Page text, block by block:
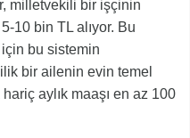
milletvekili bir işçinin
10 bin TL alıyor. Bu
için bu sistemin
bir ailenin evin temel
hariç aylık maaşı en az 100